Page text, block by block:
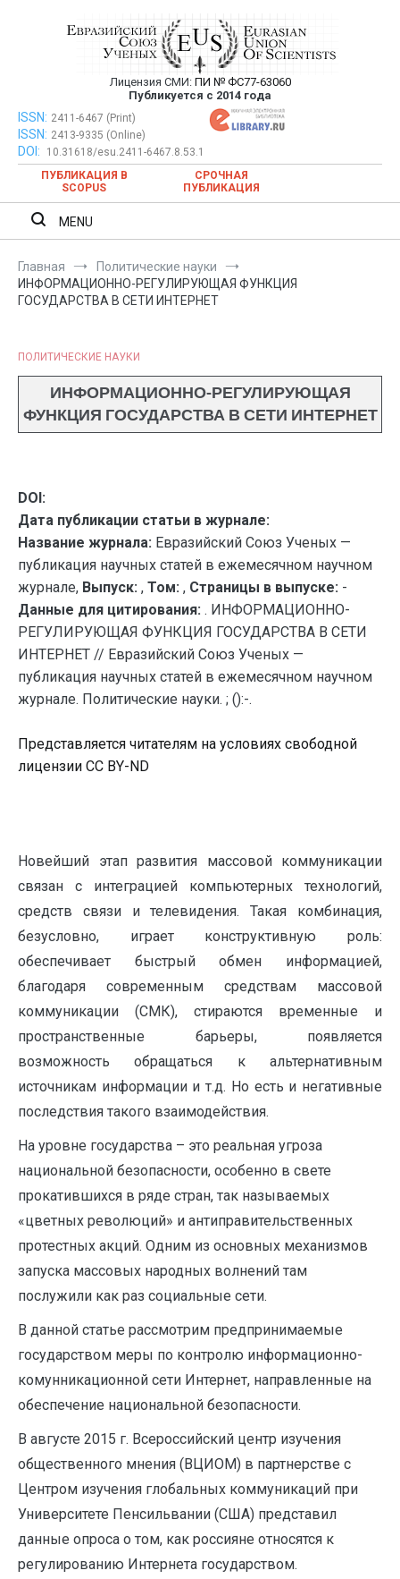
Евразийский Союз Ученых —
публикация научных статей в
ежемесячном научном журнале
Лицензия СМИ: ПИ № ФС77-63060
Публикуется с 2014 года
Евразийский Союз Ученых — публикация научных статей в
ежемесячном научном журнале
ISSN: 2411-6467 (Print)
ISSN: 2413-9335 (Online)
DOI:
10.31618/esu.2411-6467.8.53.1
ПУБЛИКАЦИЯ В
SCOPUS
СРОЧНАЯ
ПУБЛИКАЦИЯ
MENU
Главная
Политические науки
ИНФОРМАЦИОННО-РЕГУЛИРУЮЩАЯ ФУНКЦИЯ
ГОСУДАРСТВА В СЕТИ ИНТЕРНЕТ
ПОЛИТИЧЕСКИЕ НАУКИ
ИНФОРМАЦИОННО-РЕГУЛИРУЮЩАЯ
ФУНКЦИЯ ГОСУДАРСТВА В СЕТИ ИНТЕРНЕТ
DOI:
Дата публикации статьи в журнале:
Название журнала: Евразийский Союз Ученых —
публикация научных статей в ежемесячном научном
журнале, Выпуск: , Том: , Страницы в выпуске: -
Данные для цитирования: . ИНФОРМАЦИОННО-
РЕГУЛИРУЮЩАЯ ФУНКЦИЯ ГОСУДАРСТВА В СЕТИ
ИНТЕРНЕТ // Евразийский Союз Ученых —
публикация научных статей в ежемесячном научном
журнале. Политические науки. ; ():-.
Представляется читателям на условиях свободной
лицензии CC BY-ND
Новейший этап развития массовой коммуникации
связан с интеграцией компьютерных технологий,
средств связи и телевидения. Такая комбинация,
безусловно, играет конструктивную роль:
обеспечивает быстрый обмен информацией,
благодаря современным средствам массовой
коммуникации (СМК), стираются временные и
пространственные барьеры, появляется
возможность обращаться к альтернативным
источникам информации и т.д. Но есть и негативные
последствия такого взаимодействия.
На уровне государства – это реальная угроза
национальной безопасности, особенно в свете
прокатившихся в ряде стран, так называемых
«цветных революций» и антиправительственных
протестных акций. Одним из основных механизмов
запуска массовых народных волнений там
послужили как раз социальные сети.
В данной статье рассмотрим предпринимаемые
государством меры по контролю информационно-
комунникационной сети Интернет, направленные на
обеспечение национальной безопасности.
В августе 2015 г. Всероссийский центр изучения
общественного мнения (ВЦИОМ) в партнерстве с
Центром изучения глобальных коммуникаций при
Университете Пенсильвании (США) представил
данные опроса о том, как россияне относятся к
регулированию Интернета государством.